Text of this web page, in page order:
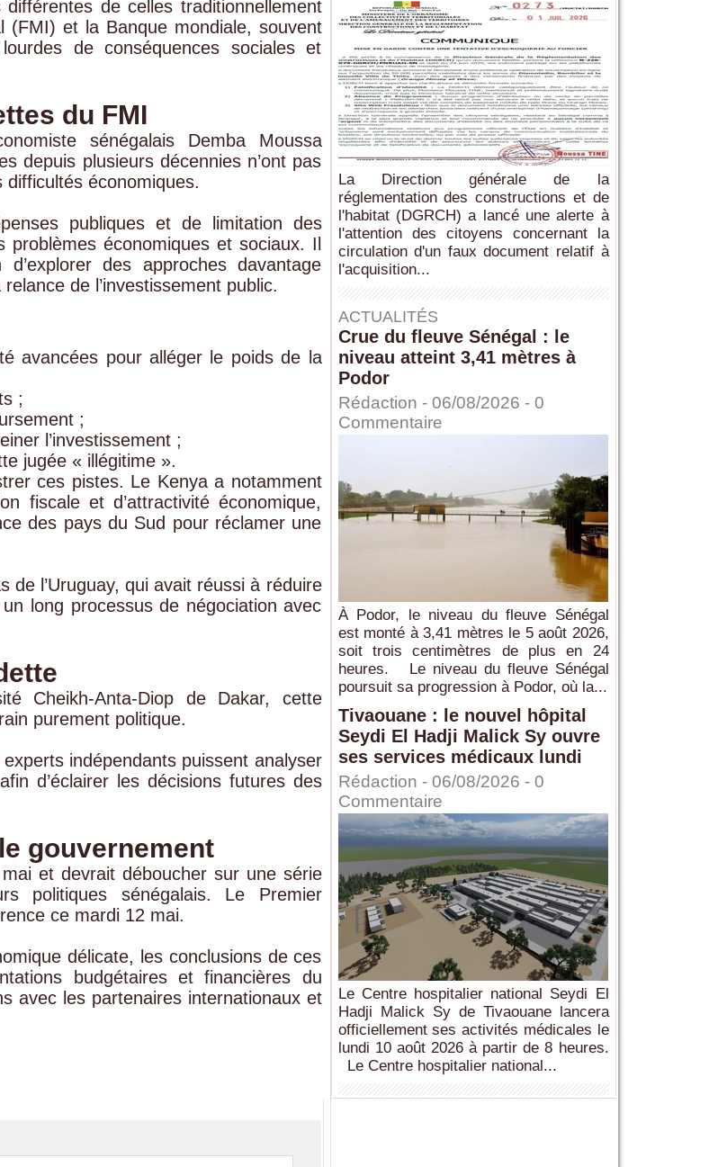
de celles traditionnellement
(FMI) et la Banque mondiale, souvent
de conséquences sociales et
du FMI
sénégalais Demba Moussa
depuis plusieurs décennies n’ont pas
économiques.
publiques et de limitation des
problèmes économiques et sociaux. Il
des approches davantage
de l’investissement public.
avancées pour alléger le poids de la
;
;
l’investissement ;
jugée « illégitime ».
ces pistes. Le Kenya a notamment
fiscale et d’attractivité économique,
des pays du Sud pour réclamer une
de l’Uruguay, qui avait réussi à réduire
long processus de négociation avec
Cheikh-Anta-Diop de Dakar, cette
purement politique.
indépendants puissent analyser
d’éclairer les décisions futures des
gouvernement
et devrait déboucher sur une série
politiques sénégalais. Le Premier
ce mardi 12 mai.
délicate, les conclusions de ces
budgétaires et financières du
avec les partenaires internationaux et
La Direction générale de la
réglementation des constructions et de
l'habitat (DGRCH) a lancé une alerte à
l'attention des citoyens concernant la
circulation d'un faux document relatif à
l'acquisition...
ACTUALITÉS
Crue du fleuve Sénégal : le
niveau atteint 3,41 mètres à
Podor
Rédaction - 06/08/2026 - 0
Commentaire
À Podor, le niveau du fleuve Sénégal
est monté à 3,41 mètres le 5 août 2026,
soit trois centimètres de plus en 24
heures. Le niveau du fleuve Sénégal
poursuit sa progression à Podor, où la...
Tivaouane : le nouvel hôpital
Seydi El Hadji Malick Sy ouvre
ses services médicaux lundi
Rédaction - 06/08/2026 - 0
Commentaire
Le Centre hospitalier national Seydi El
Hadji Malick Sy de Tivaouane lancera
officiellement ses activités médicales le
lundi 10 août 2026 à partir de 8 heures.
Le Centre hospitalier national...